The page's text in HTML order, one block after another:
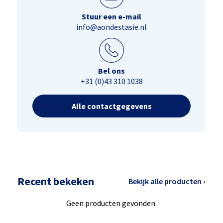
Stuur een e-mail
info@aondestasie.nl
Bel ons
+31 (0)43 310 1038
Alle contactgegevens
Recent bekeken Bekijk alle producten ›
Geen producten gevonden.